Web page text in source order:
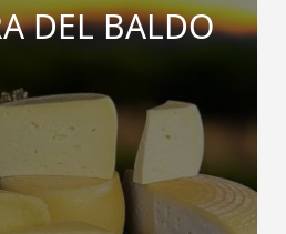
DEL BALDO